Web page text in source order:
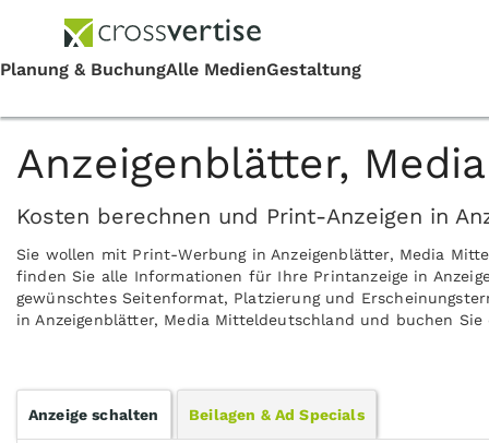
Anzeigenblätter,
Kosten berechnen und Print-Anzeigen in
Sie wollen mit Print-Werbung in Anzeigenblätter, Media
finden Sie alle Informationen für Ihre Printanzeige in
gewünschtes Seitenformat, Platzierung und
in Anzeigenblätter, Media Mitteldeutschland und buchen
Anzeige schalten Beilagen & Ad Specials